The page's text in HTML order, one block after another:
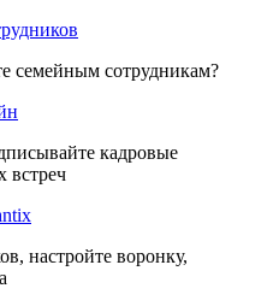
семейным сотрудникам?
кадровые
встреч
настройте воронку,